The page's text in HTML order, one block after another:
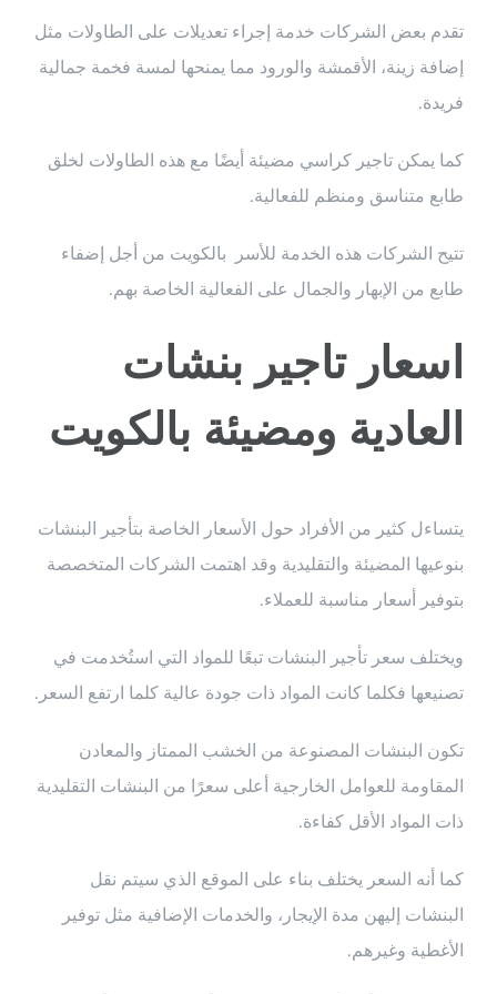
تقدم بعض الشركات خدمة إجراء تعديلات على الطاولات مثل
إضافة زينة، الأقمشة والورود مما يمنحها لمسة فخمة جمالية
فريدة.
كما يمكن تاجير كراسي مضيئة أيضًا مع هذه الطاولات لخلق
طابع متناسق ومنظم للفعالية.
تتيح الشركات هذه الخدمة للأسر بالكويت من أجل إضفاء
طابع من الإبهار والجمال على الفعالية الخاصة بهم.
اسعار تاجير بنشات
العادية ومضيئة بالكويت
يتساءل كثير من الأفراد حول الأسعار الخاصة بتأجير البنشات
بنوعيها المضيئة والتقليدية وقد اهتمت الشركات المتخصصة
بتوفير أسعار مناسبة للعملاء.
ويختلف سعر تأجير البنشات تبعًا للمواد التي استُخدمت في
تصنيعها فكلما كانت المواد ذات جودة عالية كلما ارتفع السعر.
تكون البنشات المصنوعة من الخشب الممتاز والمعادن
المقاومة للعوامل الخارجية أعلى سعرًا من البنشات التقليدية
ذات المواد الأقل كفاءة.
كما أنه السعر يختلف بناء على الموقع الذي سيتم نقل
البنشات إليهن مدة الإيجار، والخدمات الإضافية مثل توفير
الأغطية وغيرهم.